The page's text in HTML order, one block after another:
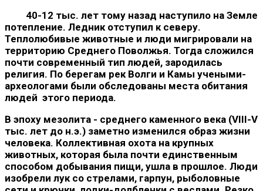
40-12 тыс. лет тому назад наступило на Земле
потепление. Ледник отступил к северу.
Теплолюбивые животные и люди миг­рировали на
территорию Среднего Поволжья. Тогда сложился
почти современный тип людей, зародилась
религия. По берегам рек Волги и Камы учеными-
археологами были обследованы места обитания
людей этого периода.
В эпоху мезолита - среднего каменного века (VIII-V
тыс. лет до н.э.) заметно изменился образ жизни
человека. Коллектив­ная охота на крупных
животных, которая была почти единствен­ным
способом добывания пищи, ушла в прошлое. Люди
изобрели лук со стрелами, гарпун, рыболовные